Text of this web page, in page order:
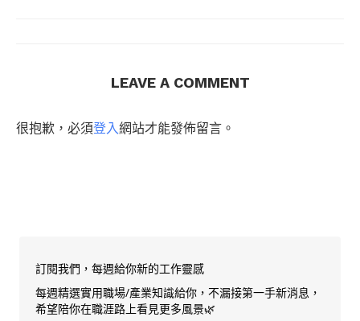
LEAVE A COMMENT
很抱歉，必須登入網站才能發佈留言。
訂閱我們，每週給你新的工作靈感
每週精選實用職場/產業知識給你，不漏接第一手新消息，
希望陪你在職涯路上看見更多風景🌿